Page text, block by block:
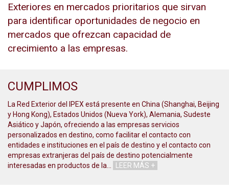
Exteriores en mercados prioritarios que sirvan
para identificar oportunidades de negocio en
mercados que ofrezcan capacidad de
crecimiento a las empresas.
CUMPLIMOS
La Red Exterior del IPEX está presente en China (Shanghai, Beijing
y Hong Kong), Estados Unidos (Nueva York), Alemania, Sudeste
Asiático y Japón, ofreciendo a las empresas servicios
personalizados en destino, como facilitar el contacto con
entidades e instituciones en el país de destino y el contacto con
empresas extranjeras del país de destino potencialmente
interesadas en productos de la… LEER MÁS +